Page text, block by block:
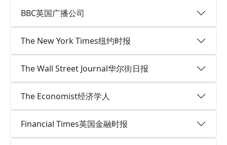
BBC英国广播公司
The New York Times纽约时报
The Wall Street Journal华尔街日报
The Economist经济学人
Financial Times英国金融时报